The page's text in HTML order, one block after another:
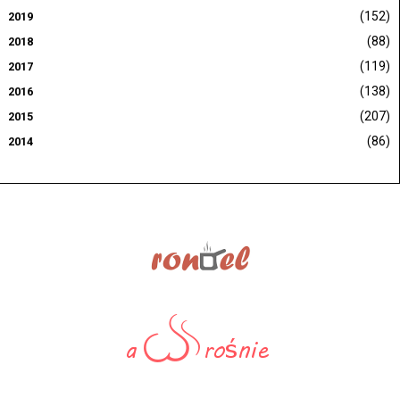
2019 (152)
2018 (88)
2017 (119)
2016 (138)
2015 (207)
2014 (86)